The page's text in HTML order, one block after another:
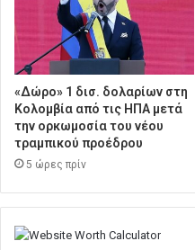
«Δώρο» 1 δισ. δολαρίων στη
Κολομβία από τις ΗΠΑ μετά
την ορκωμοσία του νέου
τραμπικού προέδρου
5 ώρες πρίν